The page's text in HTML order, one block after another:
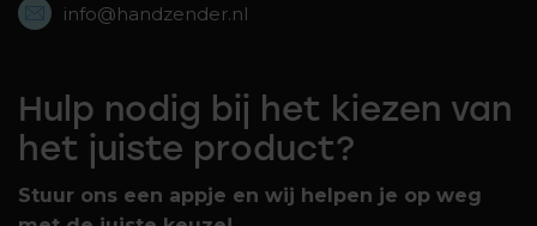
info@handzender.nl
Hulp nodig bij het kiezen van
het juiste product?
Stuur ons een appje en wij helpen je op weg